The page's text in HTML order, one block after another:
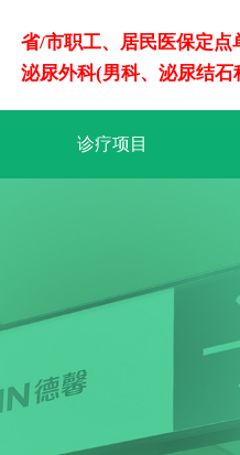
省/市职工、居民医保定
泌尿外科(男科、泌尿结
诊疗项目